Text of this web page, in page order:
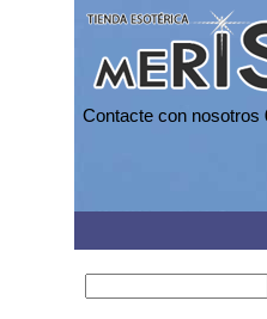
Contacte con nosotros